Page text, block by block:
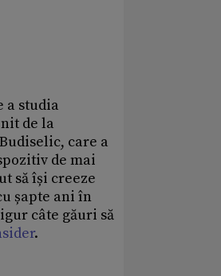
a studia
de la
care a
de mai
să își creeze
șapte ani în
câte găuri să
.